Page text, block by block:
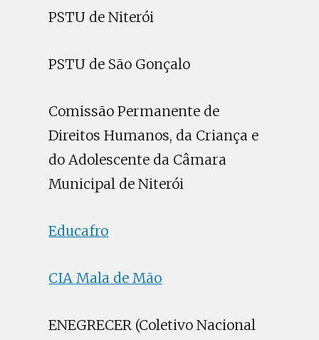
PSTU de Niterói
PSTU de São Gonçalo
Comissão Permanente de
Direitos Humanos, da Criança e
do Adolescente da Câmara
Municipal de Niterói
Educafro
CIA Mala de Mão
ENEGRECER (Coletivo Nacional